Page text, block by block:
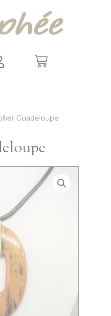
Guadeloupe